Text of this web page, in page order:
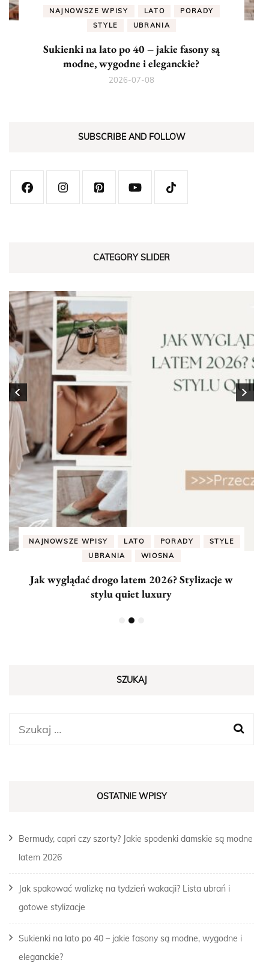
NAJNOWSZE WPISY LATO
PORADY
STYLE
UBRANIA
Sukienki na lato po 40 – jakie fasony są
modne, wygodne i eleganckie?
2026-07-08
SUBSCRIBE AND FOLLOW
CATEGORY SLIDER
NAJNOWSZE WPISY LATO PORADY
STYLE
UBRANIA
WIOSNA
Jak wyglądać drogo latem 2026? Stylizacje w
stylu quiet luxury
SZUKAJ
Szukaj:
OSTATNIE WPISY
Bermudy, capri czy szorty? Jakie spodenki damskie są modne
latem 2026
Jak spakować walizkę na tydzień wakacji? Lista ubrań i
gotowe stylizacje
Sukienki na lato po 40 – jakie fasony są modne, wygodne i
eleganckie?